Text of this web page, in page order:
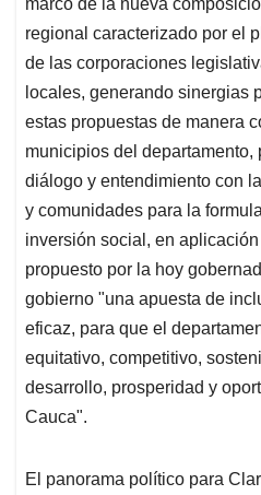
marco de la nueva
regional caracterizado por el
de las corporaciones
locales, generando sinergias
estas propuestas de manera
municipios del
diálogo y entendimiento con
y comunidades para la
inversión social, en
propuesto por la hoy
gobierno "una apuesta de
eficaz, para que el
equitativo, competitivo,
desarrollo, prosperidad y
Cauca".
El panorama político para